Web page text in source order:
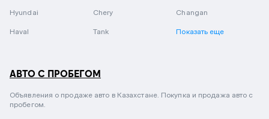
Hyundai Chery Changan
Haval Tank Показать еще
АВТО С ПРОБЕГОМ
Объявления о продаже авто в Казахстане. Покупка и продажа авто с
пробегом.